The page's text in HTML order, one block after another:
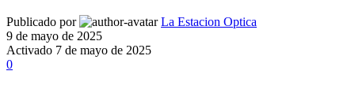
Publicado por
La Estacion Optica
9 de mayo de 2025
Activado 7 de mayo de 2025
0